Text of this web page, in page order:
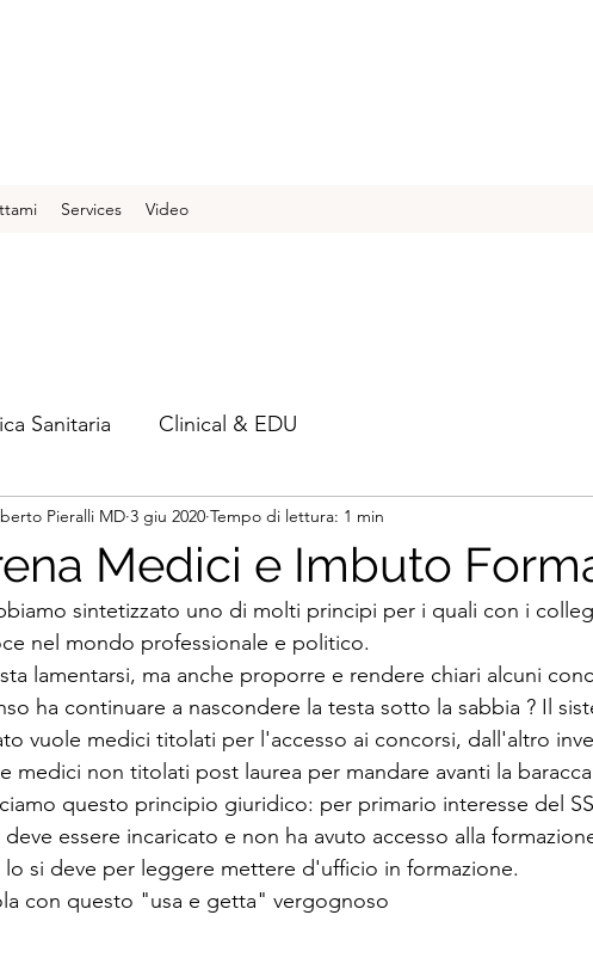
Services Video
Sanitaria Clinical & EDU
Medici e Imbuto
Pieralli MD 3 giu 2020 Tempo di lettura: 1 min
sintetizzato uno di molti principi per i quali con i
nel mondo professionale e politico.
lamentarsi, ma anche proporre e rendere chiari alcuni
ha continuare a nascondere la testa sotto la sabbia ? Il
vuole medici titolati per l'accesso ai concorsi, dall'altro
medici non titolati post laurea per mandare avanti la
questo principio giuridico: per primario interesse del
essere incaricato e non ha avuto accesso alla
si deve per leggere mettere d'ufficio in formazione.
con questo "usa e getta" vergognoso